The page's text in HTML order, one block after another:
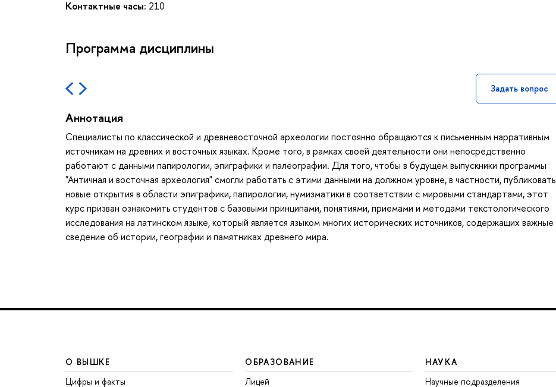
Контактные часы: 210
Программа дисциплины
Задать вопрос
Аннотация
Специалисты по классической и древневосточной археологии постоянно обращаются к письменным нарративным
источникам на древних и восточных языках. Кроме того, в рамках своей деятельности они непосредственно
работают с данными папирологии, эпиграфики и палеографии. Для того, чтобы в будущем выпускники программы
"Античная и восточная археология" смогли работать с этими данными на должном уровне, в частности, публиковать
новые открытия в области эпиграфики, папирологии, нумизматики в соответствии с мировыми стандартами, этот
курс призван ознакомить студентов с базовыми принципами, понятиями, приемами и методами текстологического
исследования на латинском языке, который является языком многих исторических источников, содержащих важные
сведение об истории, географии и памятниках древнего мира.
О ВЫШКЕ
Цифры и факты
ОБРАЗОВАНИЕ
Лицей
НАУКА
Научные подразделения